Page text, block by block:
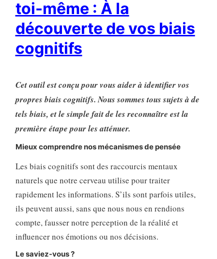
toi-même : À la
découverte de vos biais
cognitifs
Cet outil est conçu pour vous aider à identifier vos
propres biais cognitifs. Nous sommes tous sujets à de
tels biais, et le simple fait de les reconnaître est la
première étape pour les atténuer.
Mieux comprendre nos mécanismes de pensée
Les biais cognitifs sont des raccourcis mentaux
naturels que notre cerveau utilise pour traiter
rapidement les informations. S’ils sont parfois utiles,
ils peuvent aussi, sans que nous nous en rendions
compte, fausser notre perception de la réalité et
influencer nos émotions ou nos décisions.
Le saviez-vous ?